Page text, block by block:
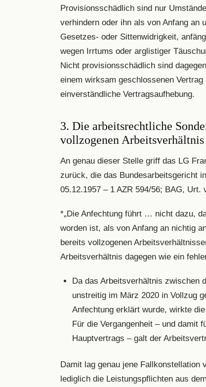
Provisionsschädlich sind nur
verhindern oder ihn als von Anfang an
Gesetzes- oder Sittenwidrigkeit,
wegen Irrtums oder arglistiger
Nicht provisionsschädlich sind
einem wirksam geschlossenen
einverständliche Vertragsaufhebung.
3. Die arbeitsrechtliche
vollzogenen Arbeitsverhältnis
An genau dieser Stelle griff das LG
zurück, die das Bundesarbeitsgericht
05.12.1957 – 1 AZR 594/56; BAG, Urt.
*„Die Anfechtung führt … nicht dazu,
worden ist, als von Anfang an nichtig
bereits vollzogenen
Arbeitsverhältnis dagegen wie ein
Da das Arbeitsverhältnis zwischen
unstreitig im März 2020 in Vollzug
Anfechtung erklärt wurde, wirkte
Für die Vergangenheit – und damit
Hauptvertrags – galt der
Damit lag genau jene Fallkonstellation
lediglich die Leistungspflichten aus